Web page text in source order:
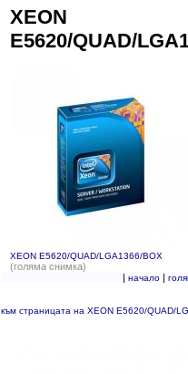
XEON
E5620/QUAD/
XEON E5620/QUAD/LGA1366/BOX
(голяма снимка)
|начало |
към страницата на XEON E5620/QUAD/